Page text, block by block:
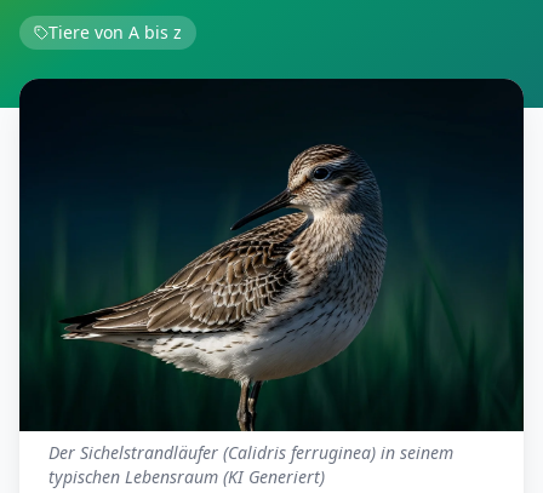
Tiere von A bis z
Der Sichelstrandläufer (Calidris ferruginea) in seinem
typischen Lebensraum (KI Generiert)